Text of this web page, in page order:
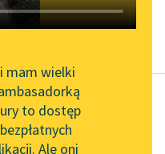
Zgłoś brak utworu
Narzędzia
Mapa Wolnych Lektur
Leśmianator
mam wielki
to dostęp
Ale oni
Nesbit